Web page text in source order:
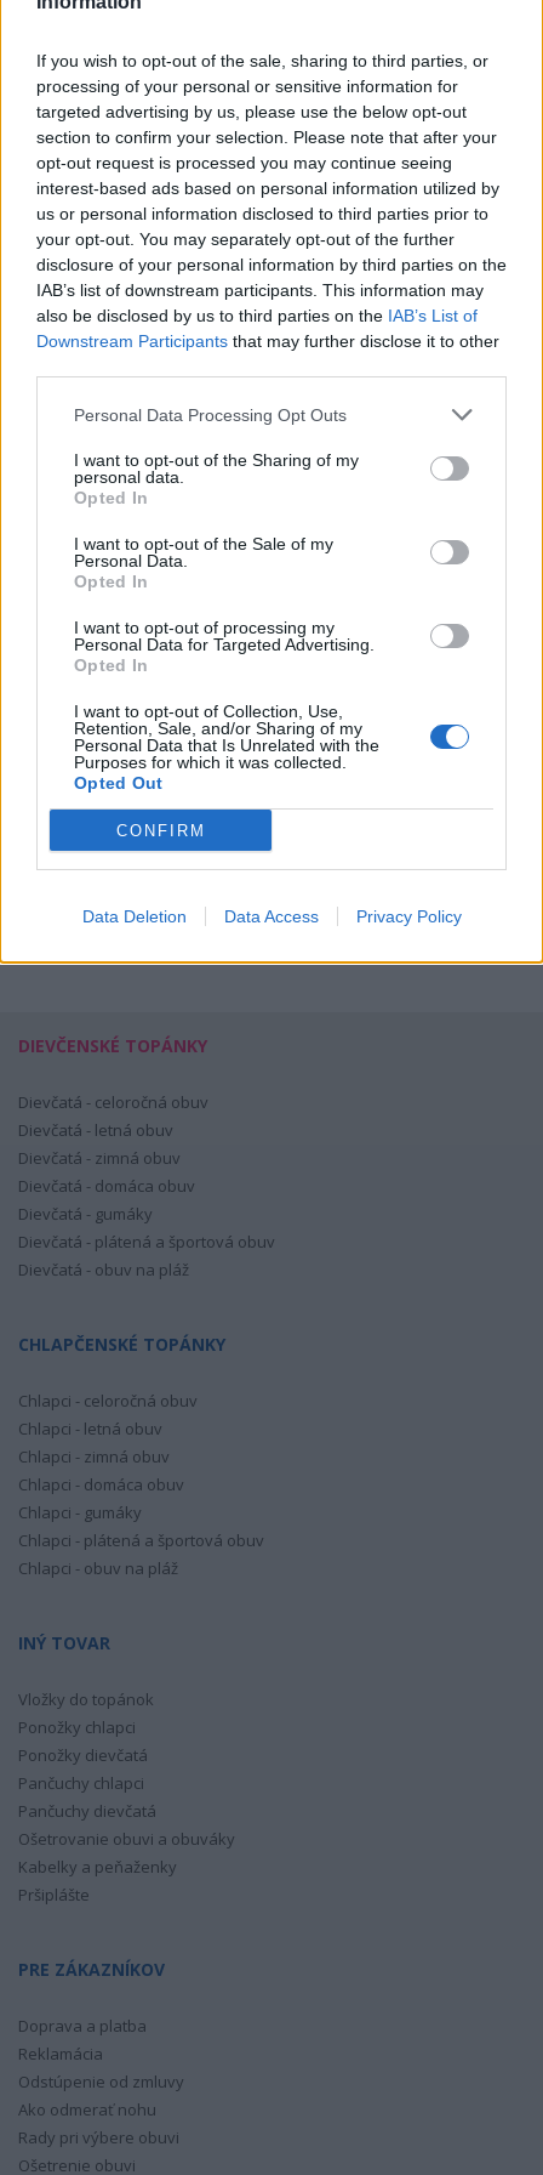
If you wish to opt-out of the sale, sharing to third parties, or
processing of your personal or sensitive information for
targeted advertising by us, please use the below opt-out
section to confirm your selection. Please note that after your
opt-out request is processed you may continue seeing
interest-based ads based on personal information utilized by
us or personal information disclosed to third parties prior to
your opt-out. You may separately opt-out of the further
disclosure of your personal information by third parties on the
IAB’s list of downstream participants. This information may
also be disclosed by us to third parties on the IAB’s List of
Downstream Participants that may further disclose it to other
Personal Data Processing Opt Outs
I want to opt-out of the Sharing of my
personal data.
Opted In
I want to opt-out of the Sale of my
Personal Data.
Opted In
I want to opt-out of processing my
Personal Data for Targeted Advertising.
Opted In
I want to opt-out of Collection, Use,
Retention, Sale, and/or Sharing of my
Personal Data that Is Unrelated with the
Purposes for which it was collected.
Opted Out
CONFIRM
Data Deletion Data Access Privacy Policy
TOMAR
Wanda Yoclub
Yorker Z - bez zaradenia
17,90 € 18,70 €
Gumáky DEMAR
0032-AC
Kód: 074_0016
15,50 € KÚPIŤ
Snehule DEMAR-
MAMMUT 0300-T-1
ružová
Kód: 074_0033
18,90 € KÚPIŤ
Snehule DEMAR 4021
NA ružová
Kód: 042_0026
23,00 €
DIEVČENSKÉ TOPÁNKY
Dievčatá - celoročná obuv
Dievčatá - letná obuv
Dievčatá - zimná obuv
Dievčatá - domáca obuv
Dievčatá - gumáky
Dievčatá - plátená a športová obuv
Dievčatá - obuv na pláž
CHLAPČENSKÉ TOPÁNKY
Chlapci - celoročná obuv
Chlapci - letná obuv
Chlapci - zimná obuv
Chlapci - domáca obuv
Chlapci - gumáky
Chlapci - plátená a športová obuv
Chlapci - obuv na pláž
INÝ TOVAR
Vložky do topánok
Ponožky chlapci
Ponožky dievčatá
Pančuchy chlapci
Pančuchy dievčatá
Ošetrovanie obuvi a obuváky
Kabelky a peňaženky
Pršiplášte
PRE ZÁKAZNÍKOV
Doprava a platba
Reklamácia
Odstúpenie od zmluvy
Ako odmerať nohu
Rady pri výbere obuvi
Ošetrenie obuvi